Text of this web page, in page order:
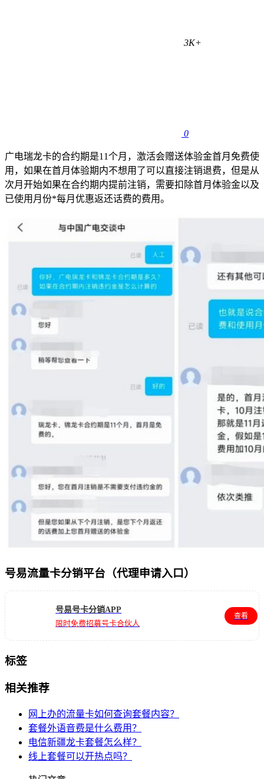
3K+
0
广电瑞龙卡的合约期是11个月，激活会赠送体验金首月免费使
用，如果在首月体验期内不想用了可以直接注销退费，但是从
次月开始如果在合约期内提前注销，需要扣除首月体验金以及
已使用月份*每月优惠返还话费的费用。
号易流量卡分销平台（代理申请入口）
号易号卡分销APP
限时免费招募号卡合伙人
查看
标签
相关推荐
网上办的流量卡如何查询套餐内容？
套餐外语音费是什么费用？
电信新疆龙卡套餐怎么样？
线上套餐可以开热点吗？